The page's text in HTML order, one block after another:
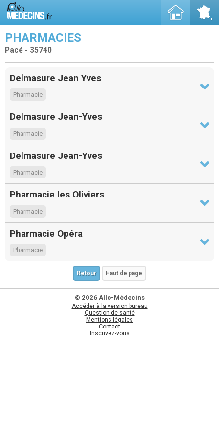
PHARMACIES
Pacé - 35740
Delmasure Jean Yves
Pharmacie
Delmasure Jean-Yves
Pharmacie
Delmasure Jean-Yves
Pharmacie
Pharmacie les Oliviers
Pharmacie
Pharmacie Opéra
Pharmacie
Retour Haut de page
© 2026 Allo-Médecins
Accéder à la version bureau
Question de santé
Mentions légales
Contact
Inscrivez-vous